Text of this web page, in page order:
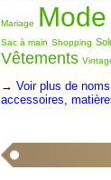
Mariage Mode
Sac à main Shopping
Vêtements
→ Voir plus de
accessoires,